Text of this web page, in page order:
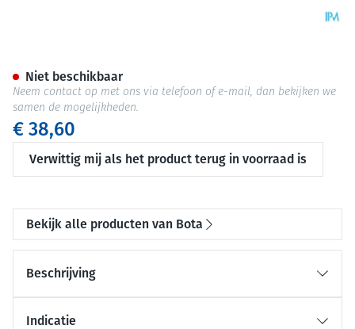
€ 38,60
Verwittig mij als het product terug in voorraad is
Niet beschikbaar
Neem contact op met ons via telefoon of e-mail, dan bekijken we
samen de mogelijkheden.
Bekijk alle producten van Bota
Beschrijving
Indicatie